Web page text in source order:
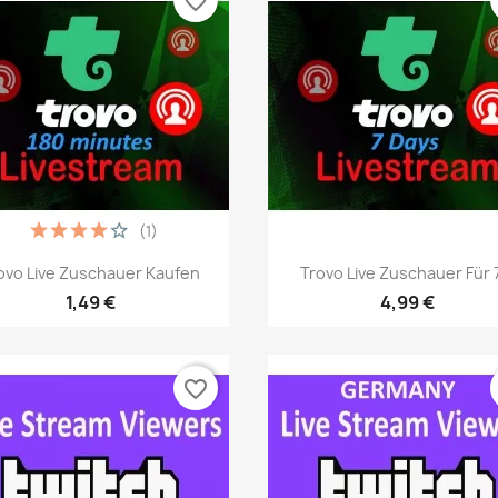
Vista rápida
Live Zuschauer Kaufen
1,49 €
(1)
Vista rápida
Trovo Live Zuschauer Für
4,99 €
favorite_border